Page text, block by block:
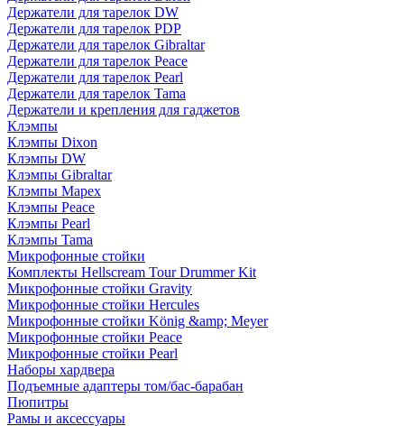
Держатели для тарелок DW
Держатели для тарелок PDP
Держатели для тарелок Gibraltar
Держатели для тарелок Peace
Держатели для тарелок Pearl
Держатели для тарелок Tama
Держатели и крепления для гаджетов
Клэмпы
Клэмпы Dixon
Клэмпы DW
Клэмпы Gibraltar
Клэмпы Mapex
Клэмпы Peace
Клэмпы Pearl
Клэмпы Tama
Микрофонные стойки
Комплекты Hellscream Tour Drummer Kit
Микрофонные стойки Gravity
Микрофонные стойки Hercules
Микрофонные стойки König &amp; Meyer
Микрофонные стойки Peace
Микрофонные стойки Pearl
Наборы хардвера
Подъемные адаптеры том/бас-барабан
Пюпитры
Рамы и аксессуары